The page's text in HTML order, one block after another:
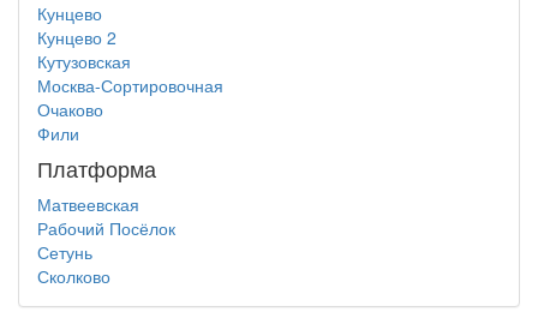
Кунцево
Кунцево 2
Кутузовская
Москва-Сортировочная
Очаково
Фили
Платформа
Матвеевская
Рабочий Посёлок
Сетунь
Сколково